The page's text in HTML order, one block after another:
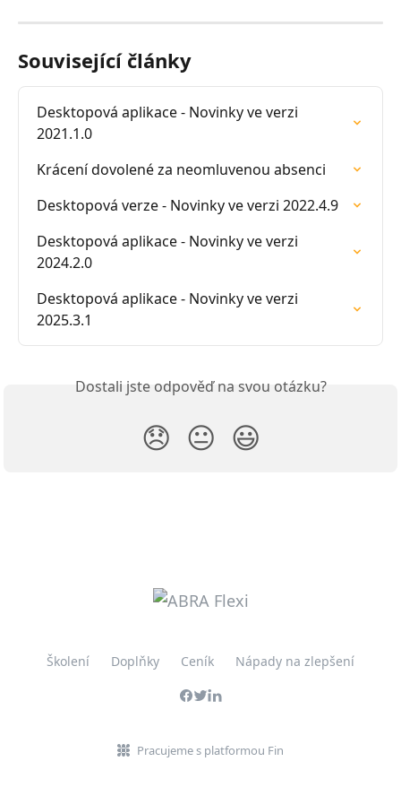
Související články
Desktopová aplikace - Novinky ve verzi
2021.1.0
Krácení dovolené za neomluvenou absenci
Desktopová verze - Novinky ve verzi 2022.4.9
Desktopová aplikace - Novinky ve verzi
2024.2.0
Desktopová aplikace - Novinky ve verzi
2025.3.1
Dostali jste odpověď na svou otázku?
😞 😐 😃
Školení Doplňky Ceník Nápady na zlepšení
Pracujeme s platformou Fin